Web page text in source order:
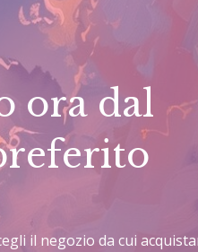
ora dal
il negozio da cui